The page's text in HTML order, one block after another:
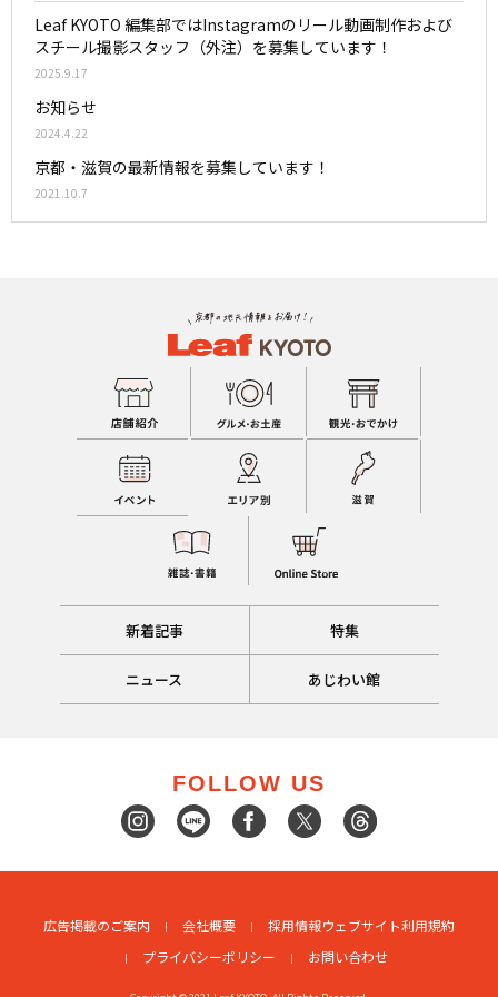
Leaf KYOTO 編集部ではInstagramのリール動画制作および
スチール撮影スタッフ（外注）を募集しています！
2025.9.17
お知らせ
2024.4.22
京都・滋賀の最新情報を募集しています！
2021.10.7
新着記事 特集
ニュース あじわい館
FOLLOW US
広告掲載のご案内 会社概要 採用情報ウェブサイト利用規約
プライバシーポリシー
お問い合わせ